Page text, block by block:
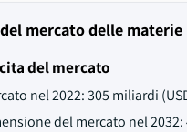
mercato delle
del mercato
nel 2022: 305 miliardi
del mercato nel 2032: